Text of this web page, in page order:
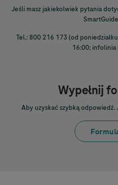
Jeśli masz jakiekolwiek pytania
Tel.: 800 216 173 (od
16:00; infolinia
Wypełnij
Aby uzyskać szybką